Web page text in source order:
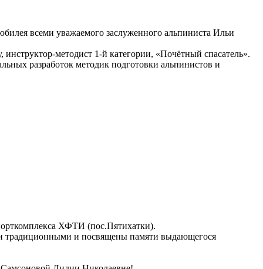
всеми уважаемого заслуженного альпиниста Ильи
методист 1-й категории, «Почётный спасатель».
разработок методик подготовки альпинистов и
ХФТИ (пос.Пятихатки).
традиционными и посвящены памяти выдающегося